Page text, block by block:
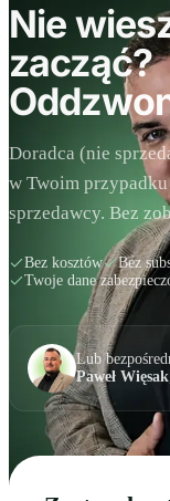
Nie
zacząć?
Doradca (nie
w Twoim
sprzedawcy. Bez
Bez kosztów Bez
Twoje dane
Lub
Paweł Więsak